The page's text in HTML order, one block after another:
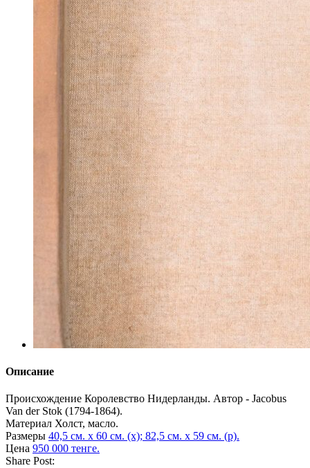
Описание
Происхождение Королевство Нидерланды. Автор - Jacobus
Van der Stok (1794-1864).
Материал Холст, масло.
Размеры 40,5 см. х 60 см. (х); 82,5 см. х 59 см. (р).
Цена 950 000 тенге.
Share Post: